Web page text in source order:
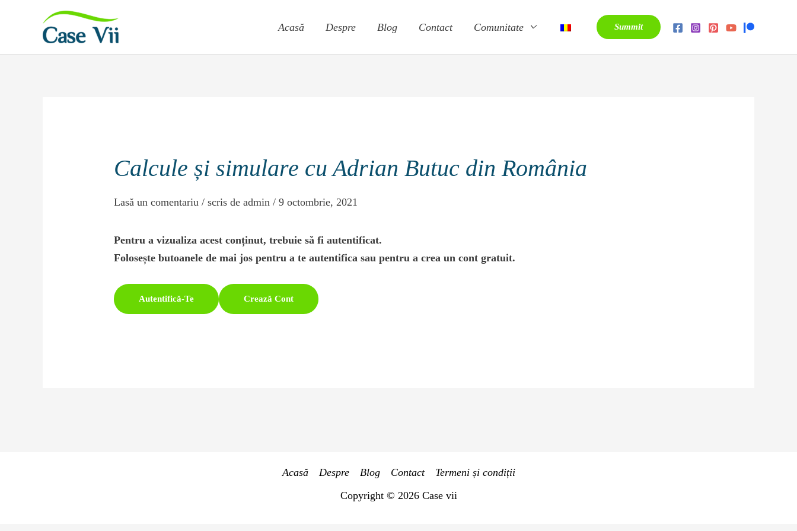
Acasă Despre Blog Contact Comunitate Summit
Calcule și simulare cu Adrian Butuc din România
Lasă un comentariu / scris deadmin/9 octombrie, 2021
Pentru a vizualiza acest conținut, trebuie să fi autentificat.
Folosește butoanele de mai jos pentru a te autentifica sau pentru a crea un cont gratuit.
Autentifică-Te Crează Cont
Acasă Despre Blog Contact
Termeni și condiții
Copyright © 2026 Case vii